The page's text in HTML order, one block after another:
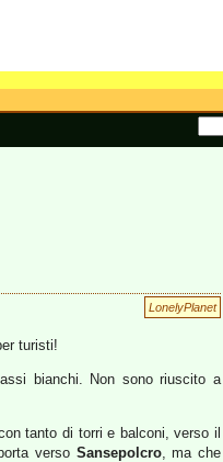
LonelyPlanet
turisti!
bianchi. Non sono riuscito a
tanto di torri e balconi, verso il
verso Sansepolcro, ma che